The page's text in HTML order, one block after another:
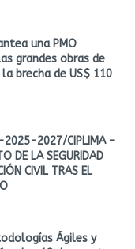
una PMO
grandes obras de
brecha de US$ 110
2025-2027/CIPLIMA –
DE LA SEGURIDAD
CIVIL TRAS EL
Ágiles y